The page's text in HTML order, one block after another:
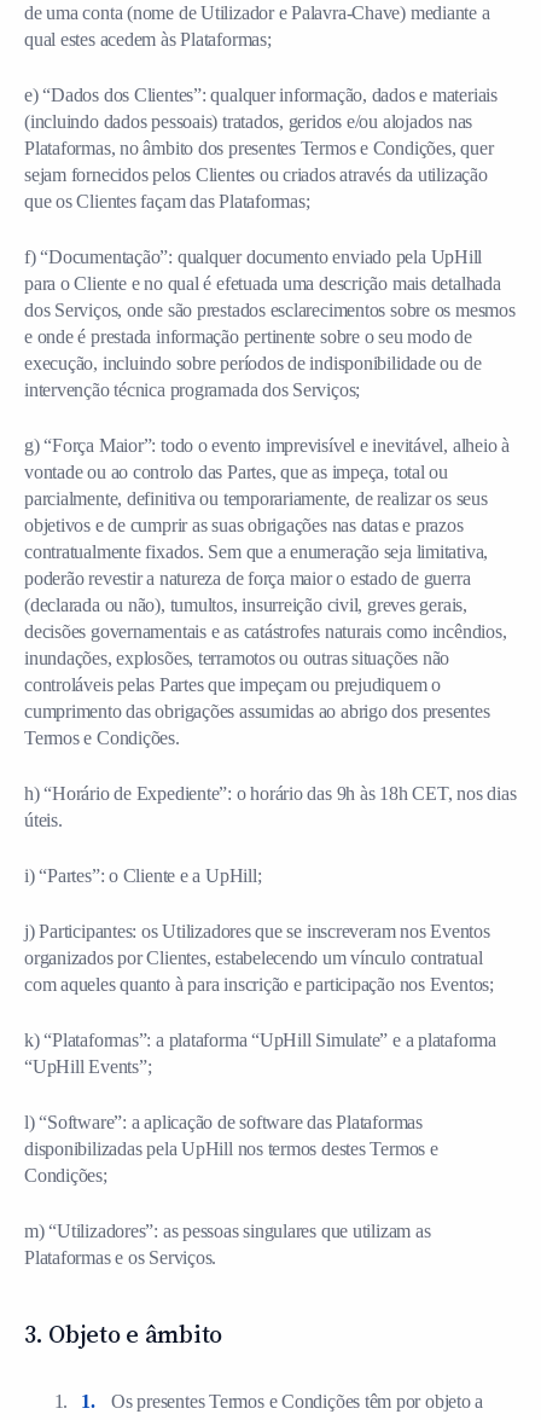
de uma conta (nome de Utilizador e Palavra-Chave) mediante a
qual estes acedem às Plataformas;
e) “Dados dos Clientes”: qualquer informação, dados e materiais
(incluindo dados pessoais) tratados, geridos e/ou alojados nas
Plataformas, no âmbito dos presentes Termos e Condições, quer
sejam fornecidos pelos Clientes ou criados através da utilização
que os Clientes façam das Plataformas;
f) “Documentação”: qualquer documento enviado pela UpHill
para o Cliente e no qual é efetuada uma descrição mais detalhada
dos Serviços, onde são prestados esclarecimentos sobre os mesmos
e onde é prestada informação pertinente sobre o seu modo de
execução, incluindo sobre períodos de indisponibilidade ou de
intervenção técnica programada dos Serviços;
g) “Força Maior”: todo o evento imprevisível e inevitável, alheio à
vontade ou ao controlo das Partes, que as impeça, total ou
parcialmente, definitiva ou temporariamente, de realizar os seus
objetivos e de cumprir as suas obrigações nas datas e prazos
contratualmente fixados. Sem que a enumeração seja limitativa,
poderão revestir a natureza de força maior o estado de guerra
(declarada ou não), tumultos, insurreição civil, greves gerais,
decisões governamentais e as catástrofes naturais como incêndios,
inundações, explosões, terramotos ou outras situações não
controláveis pelas Partes que impeçam ou prejudiquem o
cumprimento das obrigações assumidas ao abrigo dos presentes
Termos e Condições.
h) “Horário de Expediente”: o horário das 9h às 18h CET, nos dias
úteis.
i) “Partes”: o Cliente e a UpHill;
j) Participantes: os Utilizadores que se inscreveram nos Eventos
organizados por Clientes, estabelecendo um vínculo contratual
com aqueles quanto à para inscrição e participação nos Eventos;
k) “Plataformas”: a plataforma “UpHill Simulate” e a plataforma
“UpHill Events”;
l) “Software”: a aplicação de software das Plataformas
disponibilizadas pela UpHill nos termos destes Termos e
Condições;
m) “Utilizadores”: as pessoas singulares que utilizam as
Plataformas e os Serviços.
3. Objeto e âmbito
Os presentes Termos e Condições têm por objeto a